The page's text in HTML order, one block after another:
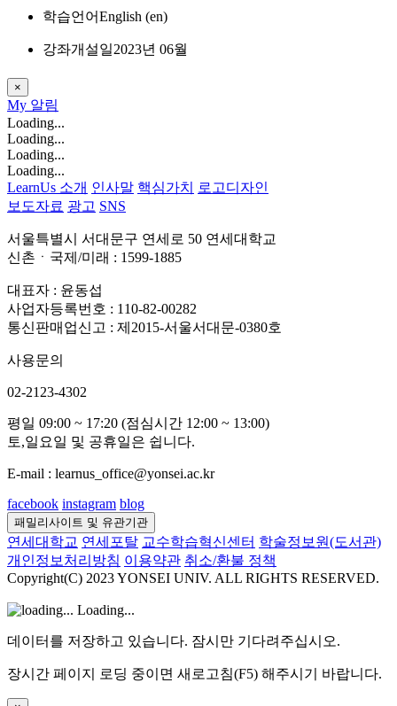
학습언어English ‎(en)‎
강좌개설일2023년 06월
×
My 알림
Loading...
Loading...
Loading...
Loading...
LearnUs 소개 인사말 핵심가치
로고디자인
보도자료 광고 SNS
서울특별시 서대문구 연세로 50 연세대학교
신촌ㆍ국제/미래 : 1599-1885
대표자 : 윤동섭
사업자등록번호 : 110-82-00282
통신판매업신고 : 제2015-서울서대문-0380호
사용문의
02-2123-4302
평일 09:00 ~ 17:20 (점심시간 12:00 ~ 13:00)
토,일요일 및 공휴일은 쉽니다.
E-mail : learnus_office@yonsei.ac.kr
facebook instagram blog
패밀리사이트 및 유관기관
연세대학교 연세포탈 교수학습혁신센터 학술정보원(도서관)
개인정보처리방침 이용약관 취소/환불 정책
Copyright(C) 2023 YONSEI UNIV. ALL RIGHTS RESERVED.
Loading...
데이터를 저장하고 있습니다. 잠시만 기다려주십시오.
장시간 페이지 로딩 중이면 새로고침(F5) 해주시기 바랍니다.